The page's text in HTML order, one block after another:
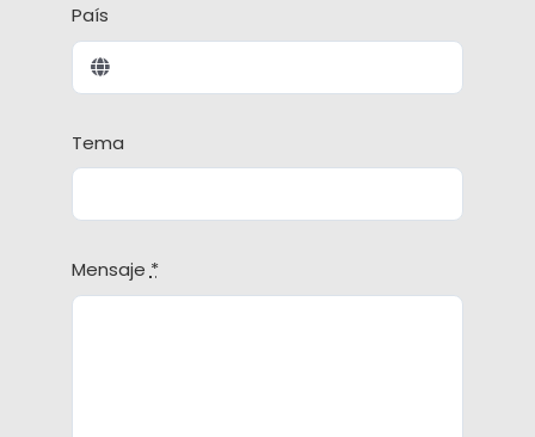
País
Tema
Mensaje*